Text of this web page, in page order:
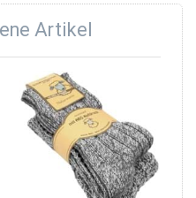
Artikel